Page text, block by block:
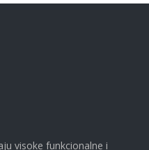
visoke funkcionalne i